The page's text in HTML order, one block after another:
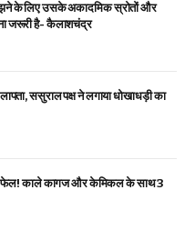
के लिए उसके अकादमिक स्रोतों और
जरूरी है- कैलाशचंद्र
ससुराल पक्ष ने लगाया धोखाधड़ी का
फेल! काले कागज और केमिकल के साथ 3